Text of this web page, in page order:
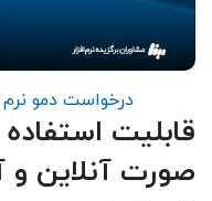
درخواست دمو
قابلیت استفاده
صورت آنلاین و